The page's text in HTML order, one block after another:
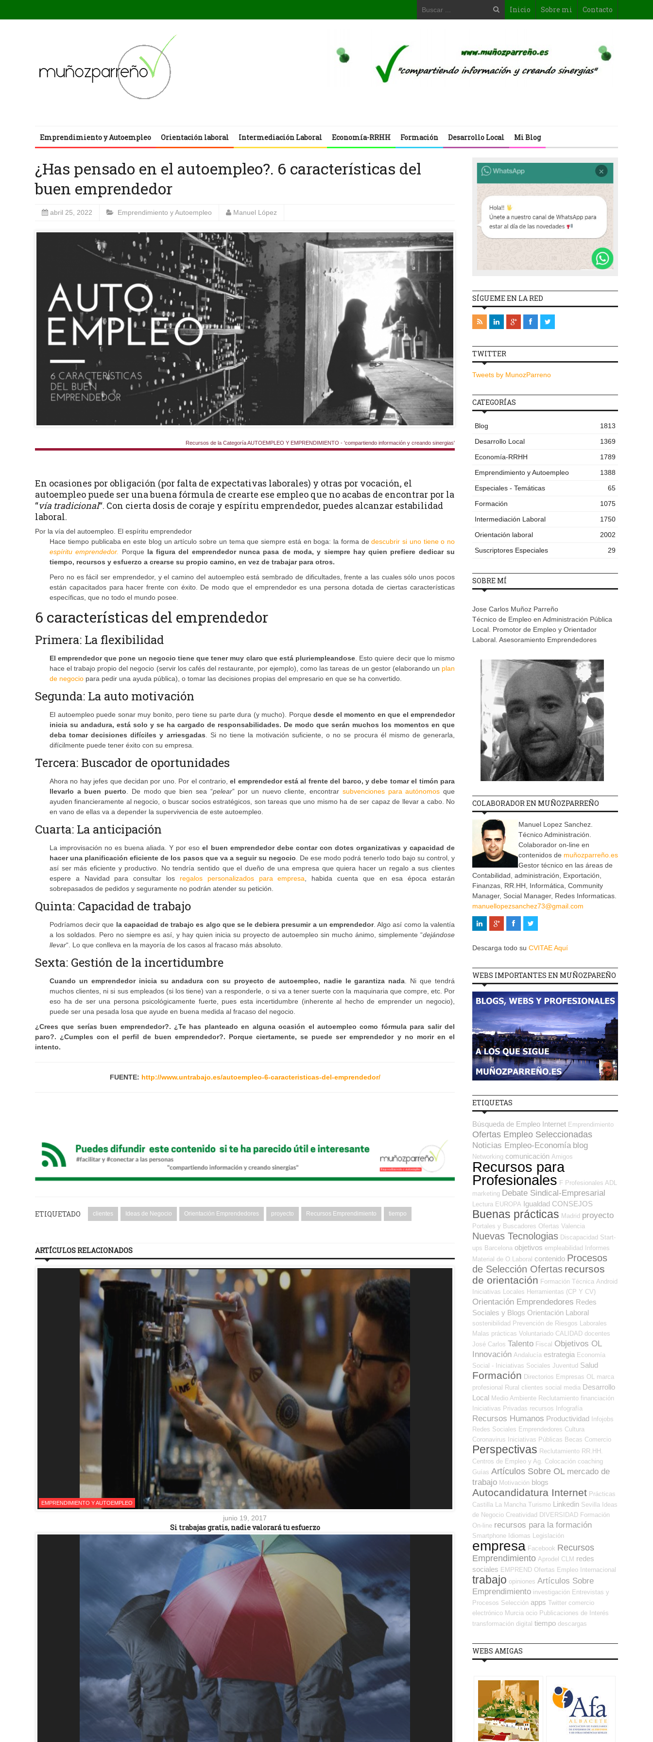
Inicio Sobre mi Contacto
Emprendimiento y Autoempleo Orientación laboral Intermediación Laboral Economía-RRHH Formación Desarrollo Local Mi Blog
¿Has pensado en el autoempleo?. 6 características del
buen emprendedor
abril 25, 2022 Emprendimiento y Autoempleo Manuel López
Recursos de la Categoría AUTOEMPLEO Y EMPRENDIMIENTO - 'compartiendo información y creando sinergias'
En ocasiones por obligación (por falta de expectativas laborales) y otras por vocación, el
autoempleo puede ser una buena fórmula de crearte ese empleo que no acabas de encontrar por la
“vía tradicional“. Con cierta dosis de coraje y espíritu emprendedor, puedes alcanzar estabilidad
laboral.
Por la vía del autoempleo. El espíritu emprendedor
Hace tiempo publicaba en este blog un artículo sobre un tema que siempre está en boga: la forma dedescubrir si uno tiene o no
espíritu emprendedor. Porque la figura del emprendedor nunca pasa de moda, y siempre hay quien prefiere dedicar su
tiempo, recursos y esfuerzo a crearse su propio camino, en vez de trabajar para otros.
Pero no es fácil ser emprendedor, y el camino del autoempleo está sembrado de dificultades, frente a las cuales sólo unos pocos
están capacitados para hacer frente con éxito. De modo que el emprendedor es una persona dotada de ciertas características
específicas, que no todo el mundo posee.
6 características del emprendedor
Primera: La flexibilidad
El emprendedor que pone un negocio tiene que tener muy claro que está pluriempleandose. Esto quiere decir que lo mismo
hace el trabajo propio del negocio (servir los cafés del restaurante, por ejemplo), como las tareas de un gestor (elaborando un plan
de negocio para pedir una ayuda pública), o tomar las decisiones propias del empresario en que se ha convertido.
Segunda: La auto motivación
El autoempleo puede sonar muy bonito, pero tiene su parte dura (y mucho). Porque desde el momento en que el emprendedor
inicia su andadura, está solo y se ha cargado de responsabilidades. De modo que serán muchos los momentos en que
deba tomar decisiones difíciles y arriesgadas. Si no tiene la motivación suficiente, o no se procura él mismo de generarla,
difícilmente puede tener éxito con su empresa.
Tercera: Buscador de oportunidades
Ahora no hay jefes que decidan por uno. Por el contrario,el emprendedor está al frente del barco, y debe tomar el timón para
llevarlo a buen puerto. De modo que bien sea “pelear” por un nuevo cliente, encontrar subvenciones para autónomos que
ayuden financieramente al negocio, o buscar socios estratégicos, son tareas que uno mismo ha de ser capaz de llevar a cabo. No
en vano de ellas va a depender la supervivencia de este autoempleo.
Cuarta: La anticipación
La improvisación no es buena aliada. Y por esoel buen emprendedor debe contar con dotes organizativas y capacidad de
hacer una planificación eficiente de los pasos que va a seguir su negocio. De ese modo podrá tenerlo todo bajo su control, y
así ser más eficiente y productivo. No tendría sentido que el dueño de una empresa que quiera hacer un regalo a sus clientes
espere a Navidad para consultar los regalos personalizados para empresa, habida cuenta que en esa época estarán
sobrepasados de pedidos y seguramente no podrán atender su petición.
Quinta: Capacidad de trabajo
Podríamos decir que la capacidad de trabajo es algo que se le debiera presumir a un emprendedor. Algo así como la valentía
a los soldados. Pero no siempre es así, y hay quien inicia su proyecto de autoempleo sin mucho ánimo, simplemente “dejándose
llevar“. Lo que conlleva en la mayoría de los casos al fracaso más absoluto.
Sexta: Gestión de la incertidumbre
Cuando un emprendedor inicia su andadura con su proyecto de autoempleo, nadie le garantiza nada. Ni que tendrá
muchos clientes, ni si sus empleados (si los tiene) van a responderle, o si va a tener suerte con la maquinaria que compre, etc. Por
eso ha de ser una persona psicológicamente fuerte, pues esta incertidumbre (inherente al hecho de emprender un negocio),
puede ser una pesada losa que ayude en buena medida al fracaso del negocio.
¿Crees que serías buen emprendedor?. ¿Te has planteado en alguna ocasión el autoempleo como fórmula para salir del
paro?. ¿Cumples con el perfil de buen emprendedor?. Porque ciertamente, se puede ser emprendedor y no morir en el
intento.
FUENTE: http://www.untrabajo.es/autoempleo-6-caracteristicas-del-emprendedor/
ETIQUETADO clientes Ideas de Negocio Orientación Emprendedores proyecto Recursos Emprendimiento tiempo
ARTÍCULOS RELACIONADOS
EMPRENDIMIENTO Y AUTOEMPLEO
junio 19, 2017
Si trabajas gratis, nadie valorará tu esfuerzo
SÍGUEME EN LA RED
TWITTER
Tweets by MunozParreno
CATEGORÍAS
Blog
1813
Desarrollo Local
1369
Economía-RRHH
1789
Emprendimiento y Autoempleo
1388
Especiales - Temáticas
65
Formación
1075
Intermediación Laboral
1750
Orientación laboral
2002
Suscriptores Especiales
29
SOBRE MÍ
Jose Carlos Muñoz Parreño
Técnico de Empleo en Administración Pública
Local. Promotor de Empleo y Orientador
Laboral. Asesoramiento Emprendedores
COLABORADOR EN MUÑOZPARREÑO
Manuel Lopez Sanchez.
Técnico Administración.
Colaborador on-line en
contenidos de muñozparreño.es
Gestor técnico en las áreas de
Contabilidad, administración, Exportación,
Finanzas, RR.HH, Informática, Community
Manager, Social Manager, Redes Informaticas.
manuellopezsanchez73@gmail.com
Descarga todo su CVITAE Aquí
WEBS IMPORTANTES EN MUÑOZPAREÑO
ETIQUETAS
Búsqueda de Empleo Internet Emprendimiento
Ofertas Empleo Seleccionadas
Noticias Empleo-Economía blog
Networking comunicación Amigos
Recursos para
Profesionales F Profesionales ADL
marketing Debate Sindical-Empresarial
Lectura EUROPA Igualdad CONSEJOS
Buenas prácticas Madrid proyecto
Portales y Buscadores Ofertas Valencia
Nuevas Tecnologias Discapacidad Start-
ups Barcelona objetivos empleabilidad
Informes
Material de O.Laboral contenido Procesos
de Selección Ofertas recursos
de orientación Formación Técnica Android
Iniciativas Locales Herramientas (CP Y CV)
Orientación Emprendedores Redes
Sociales y Blogs Orientación Laboral
sostenibilidad Prevención de Riesgos Laborales
Malas prácticas Voluntariado CALIDAD docentes
José Carlos Talento Fiscal Objetivos OL
Innovación Andalucía estrategia Economía
Social - Iniciativas Sociales Juventud Salud
Formación Directorios Empresas OL
marca
profesional
Rural clientes social media Desarrollo
Local Medio Ambiente Reclutamiento financiación
Iniciativas Privadas recursos Infografía
Recursos Humanos Productividad Infojobs
Redes Sociales Emprendedores Cultura
Coronavirus
Iniciativas Públicas Becas Comercio
Perspectivas Reclutamiento RR.HH.
Centros de Empleo y Ag. Colocación coaching
Guías Artículos Sobre OL mercado de
trabajo Motivación blogs
Autocandidatura Internet Prácticas
Castilla La Mancha Turismo Linkedin Sevilla
Ideas
de Negocio Creatividad DIVERSIDAD Formación
On-line recursos para la formación
Smartphone Idiomas Legislación
empresa Facebook Recursos
Emprendimiento Aprodel CLM redes
sociales EMPREND Ofertas Empleo Internacional
trabajo opiniones Artículos Sobre
Emprendimiento investigación Entrevistas y
Procesos Selección apps Twitter comercio
electrónico Murcia ocio Publicaciones de Interés
transformación digital tiempo descargas
WEBS AMIGAS